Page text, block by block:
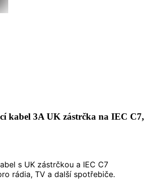
kabel 3A UK zástrčka na IEC C7,
s UK zástrčkou a IEC C7
rádia, TV a další spotřebiče.